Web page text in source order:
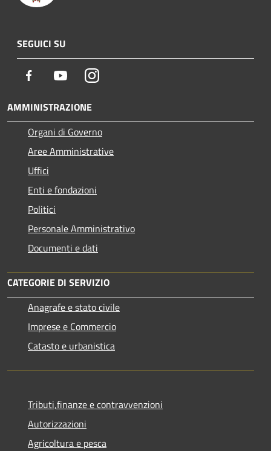
SEGUICI SU
Facebook YoutubeInstagram
AMMINISTRAZIONE
Organi di Governo
Aree Amministrative
Uffici
Enti e fondazioni
Politici
Personale Amministrativo
Documenti e dati
CATEGORIE DI SERVIZIO
Anagrafe e stato civile
Imprese e Commercio
Catasto e urbanistica
Tributi,finanze e contravvenzioni
Autorizzazioni
Agricoltura e pesca